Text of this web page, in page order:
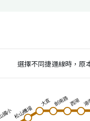
選擇不同捷運線時，原